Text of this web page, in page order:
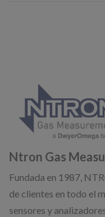
Ntron Gas
Fundada en 1987,
de clientes en todo el
sensores y